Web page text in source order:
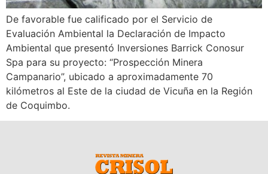
De favorable fue calificado por el Servicio de
Evaluación Ambiental la Declaración de Impacto
Ambiental que presentó Inversiones Barrick Conosur
Spa para su proyecto: “Prospección Minera
Campanario”, ubicado a aproximadamente 70
kilómetros al Este de la ciudad de Vicuña en la Región
de Coquimbo.